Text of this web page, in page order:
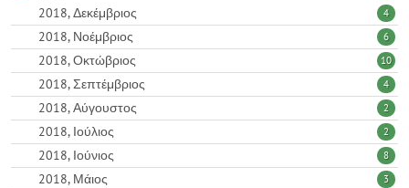
2018, Δεκέμβριος 4
2018, Νοέμβριος 6
2018, Οκτώβριος 10
2018, Σεπτέμβριος 4
2018, Αύγουστος 2
2018, Ιούλιος 2
2018, Ιούνιος 8
2018, Μάιος 3